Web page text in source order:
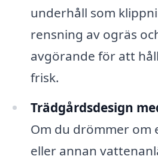
underhåll som
rensning av ogräs
avgörande för att
frisk.
Trädgårdsdesign
Om du drömmer om
eller annan